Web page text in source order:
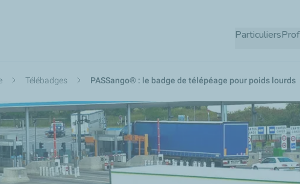
Particuliers
Télébadges PASSango® : le badge de télépéage pour poids lourds